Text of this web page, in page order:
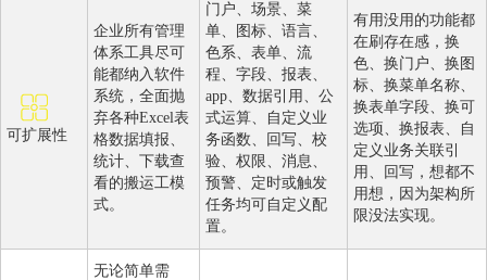
可扩展性
企业所有管理
体系工具尽可
能都纳入软件
系统，全面抛
弃各种Excel表
格数据填报、
统计、下载查
看的搬运工模
式。
门户、场景、菜
单、图标、语言、
色系、表单、流
程、字段、报表、
app、数据引用、公
式运算、自定义业
务函数、回写、校
验、权限、消息、
预警、定时或触发
任务均可自定义配
置。
有用没用的功能都
在刷存在感，换
色、换门户、换图
标、换菜单名称、
换表单字段、换可
选项、换报表、自
定义业务关联引
用、回写，想都不
用想，因为架构所
限没法实现。
无论简单需